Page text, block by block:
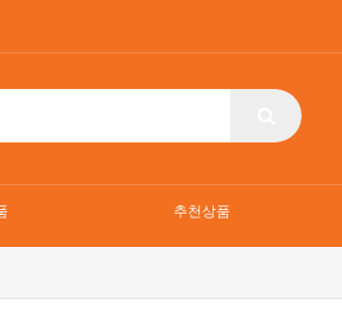
추천상품